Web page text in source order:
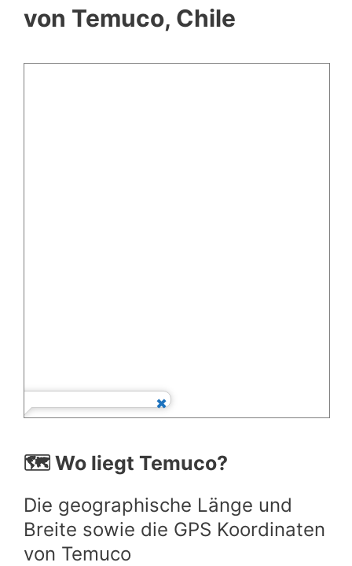
von Temuco, Chile
🗺️ Wo liegt Temuco?
Die geographische Länge und
Breite sowie die GPS Koordinaten
von Temuco